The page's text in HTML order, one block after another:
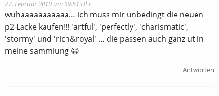
27. Februar 2010 um 09:51 Uhr
wuhaaaaaaaaaaa… ich muss mir unbedingt die neuen
p2 Lacke kaufen!!! 'artful', 'perfectly', 'charismatic',
'stormy' und 'rich&royal' … die passen auch ganz ut in
meine sammlung 😀
Antworten